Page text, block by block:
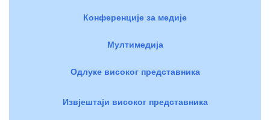
Конференције за медије
Мултимедија
Одлуке високог представника
Извјештаји високог представника